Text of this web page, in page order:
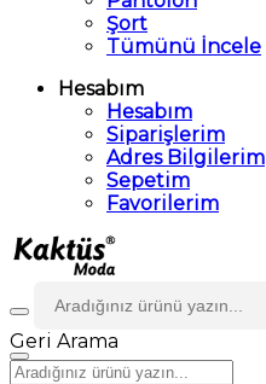
Şort
Tümünü İncele
Hesabım
Hesabım
Siparişlerim
Adres Bilgilerim
Sepetim
Favorilerim
Geri Arama